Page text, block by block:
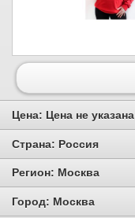
Цена: Цена не указана
Страна: Россия
Регион: Москва
Город: Москва